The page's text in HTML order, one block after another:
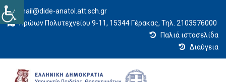
mail@dide-anatol.att.sch.gr
Ηρώων Πολυτεχνείου 9-11, 15344 Γέρακας, Τηλ. 2103576000
Παλιά ιστοσελίδα
Διαύγεια